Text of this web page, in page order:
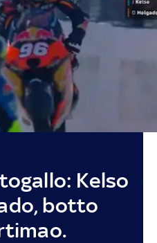
Kelso
botto